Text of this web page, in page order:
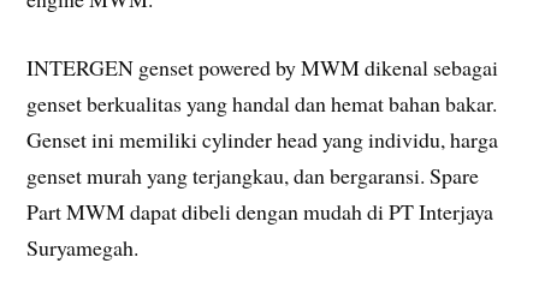
INTERGEN genset powered by MWM dikenal sebagai
genset berkualitas yang handal dan hemat bahan bakar.
Genset ini memiliki cylinder head yang individu, harga
genset murah yang terjangkau, dan bergaransi. Spare
Part MWM dapat dibeli dengan mudah di PT Interjaya
Suryamegah.